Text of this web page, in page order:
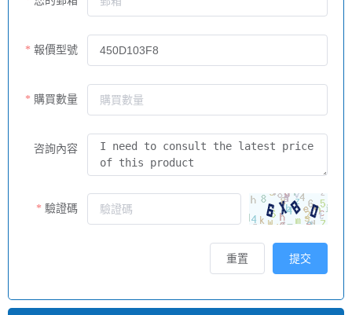
報價型號
購買數量
咨詢內容
驗證碼
提交
重置